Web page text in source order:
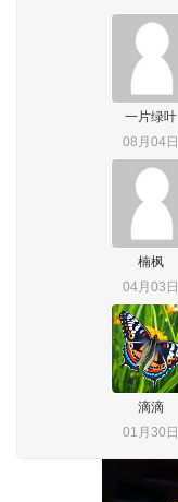
一片绿叶
08月04日
楠枫
04月03日
滴滴
01月30日